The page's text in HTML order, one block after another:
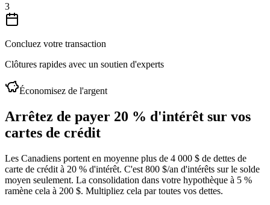
3
Concluez votre transaction
Clôtures rapides avec un soutien d'experts
Économisez de l'argent
Arrêtez de payer 20 % d'intérêt sur vos
cartes de crédit
Les Canadiens portent en moyenne plus de 4 000 $ de dettes de
carte de crédit à 20 % d'intérêt. C'est 800 $/an d'intérêts sur le solde
moyen seulement. La consolidation dans votre hypothèque à 5 %
ramène cela à 200 $. Multipliez cela par toutes vos dettes.